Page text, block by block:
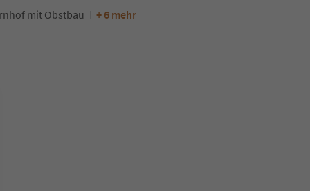
mit Obstbau + 6 mehr